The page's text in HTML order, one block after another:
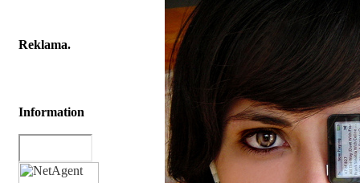
Reklama.
Information